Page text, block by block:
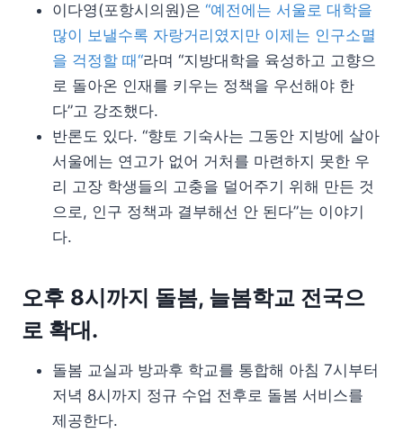
이다영(포항시의원)은 “예전에는 서울로 대학을
많이 보낼수록 자랑거리였지만 이제는 인구소멸
을 걱정할 때“라며 “지방대학을 육성하고 고향으
로 돌아온 인재를 키우는 정책을 우선해야 한
다”고 강조했다.
반론도 있다. “향토 기숙사는 그동안 지방에 살아
서울에는 연고가 없어 거처를 마련하지 못한 우
리 고장 학생들의 고충을 덜어주기 위해 만든 것
으로, 인구 정책과 결부해선 안 된다”는 이야기
다.
오후 8시까지 돌봄, 늘봄학교 전국으
로 확대.
돌봄 교실과 방과후 학교를 통합해 아침 7시부터
저녁 8시까지 정규 수업 전후로 돌봄 서비스를
제공한다.